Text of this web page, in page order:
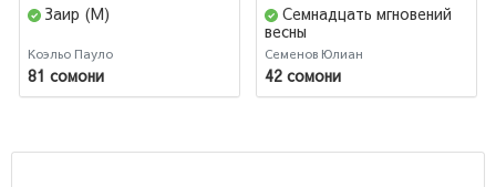
Заир (М)
Коэльо Пауло
81 сомони
Семнадцать мгновений
весны
Семенов Юлиан
42 сомони